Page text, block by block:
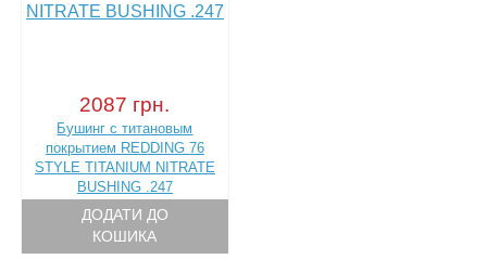
2087 грн.
Бушинг с титановым
покрытием REDDING 76
STYLE TITANIUM NITRATE
BUSHING .247
ДОДАТИ ДО
КОШИКА